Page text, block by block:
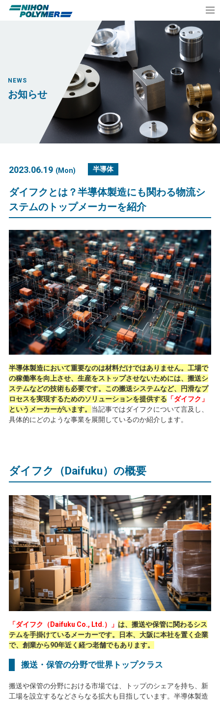
NEWS
お知らせ
2023.06.19 (Mon) 半導体
ダイフクとは？半導体製造にも関わる物流シ
ステムのトップメーカーを紹介
半導体製造において重要なのは材料だけではありません。工場で
の稼働率を向上させ、生産をストップさせないためには、搬送シ
ステムなどの技術も必要です。この搬送システムなど、円滑なプ
ロセスを実現するためのソリューションを提供する 「ダイフク」
というメーカーがいます。 当記事ではダイフクについて言及し、
具体的にどのような事業を展開しているのか紹介します。
ダイフク（Daifuku）の概要
「ダイフク（Daifuku Co., Ltd.）」 は、搬送や保管に関わるシス
テムを手掛けているメーカーです。日本、大阪に本社を置く企業
で、創業から90年近く経つ老舗でもあります。
搬送・保管の分野で世界トップクラス
搬送や保管の分野における市場では、トップのシェアを持ち、新
工場を設立するなどさらなる拡大も目指しています。半導体製造